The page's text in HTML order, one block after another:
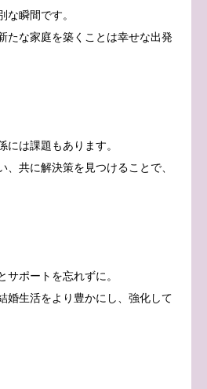
な瞬間です。
たな家庭を築くことは幸せな出発
には課題もあります。
、共に解決策を見つけることで、
サポートを忘れずに。
婚生活をより豊かにし、強化して